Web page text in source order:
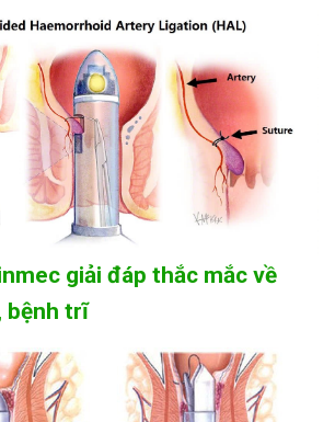
giải đáp thắc mắc về
bệnh trĩ